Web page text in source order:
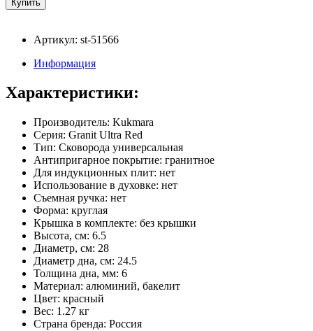
Артикул: st-51566
Информация
Характеристики:
Производитель: Kukmara
Серия: Granit Ultra Red
Тип: Сковорода универсальная
Антипригарное покрытие: гранитное
Для индукционных плит: нет
Использование в духовке: нет
Съемная ручка: нет
Форма: круглая
Крышка в комплекте: без крышки
Высота, см: 6.5
Диаметр, см: 28
Диаметр дна, см: 24.5
Толщина дна, мм: 6
Материал: алюминий, бакелит
Цвет: красный
Вес: 1.27 кг
Страна бренда: Россия